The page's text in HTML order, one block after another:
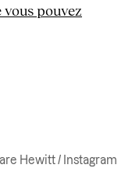
vous pouvez
Hewitt / Instagram